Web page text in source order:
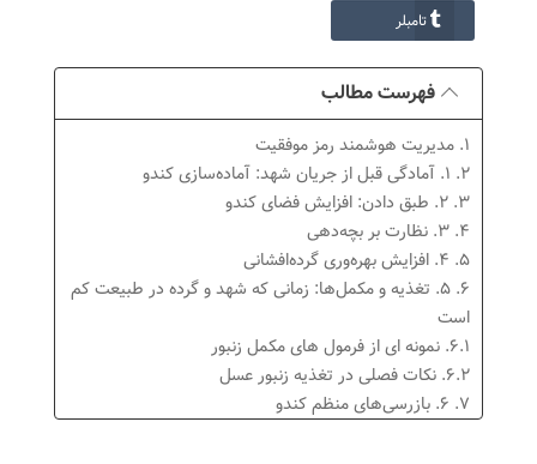
تامبلر
فهرست مطالب
1. مدیریت هوشمند رمز موفقیت
2. ۱. آمادگی قبل از جریان شهد: آماده‌سازی کندو
3. ۲. طبق دادن: افزایش فضای کندو
4. ۳. نظارت بر بچه‌دهی
5. ۴. افزایش بهره‌وری گرده‌افشانی
6. ۵. تغذیه و مکمل‌ها: زمانی که شهد و گرده در طبیعت کم
است
6.1. نمونه ای از فرمول های مکمل زنبور
6.2. نکات فصلی در تغذیه زنبور عسل
7. ۶. بازرسی‌های منظم کندو